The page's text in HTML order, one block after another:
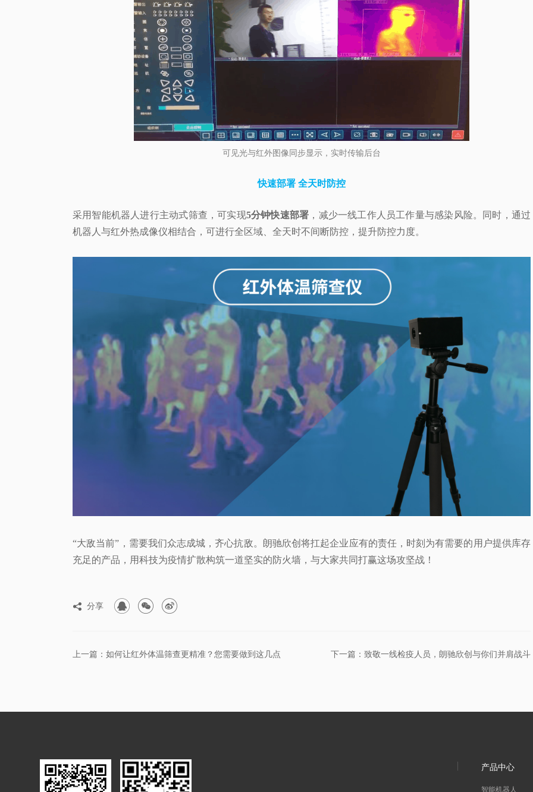
可见光与红外图像同步显示，实时传输后台
快速部署 全天时防控
采用智能机器人进行主动式筛查，可实现5分钟快速部署 ，减少一线工作人员工作量与感染风险。同时，通过
机器人与红外热成像仪相结合，可进行全区域、全天时不间断防控，提升防控力度。
“大敌当前”，需要我们众志成城，齐心抗敌。朗驰欣创将扛起企业应有的责任，时刻为有需要的用户提供库存
充足的产品，用科技为疫情扩散构筑一道坚实的防火墙，与大家共同打赢这场攻坚战！
 分享   
上一篇：如何让红外体温筛查更精准？您需要做到这几点 下一篇：致敬一线检疫人员，朗驰欣创与你们并肩战斗
产品中心
智能机器人